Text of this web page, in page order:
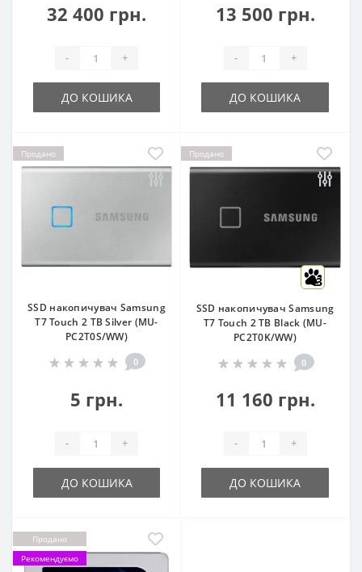
32 400 грн.
- +
ДО КОШИКА
13 500 грн.
- +
ДО КОШИКА
Продано
SSD накопичувач Samsung
T7 Touch 2 TB Silver (MU-
PC2T0S/WW)
0
5 грн.
- +
ДО КОШИКА
Продано
3
SSD накопичувач Samsung
T7 Touch 2 TB Black (MU-
PC2T0K/WW)
0
11 160 грн.
- +
ДО КОШИКА
Продано
Рекомендуємо